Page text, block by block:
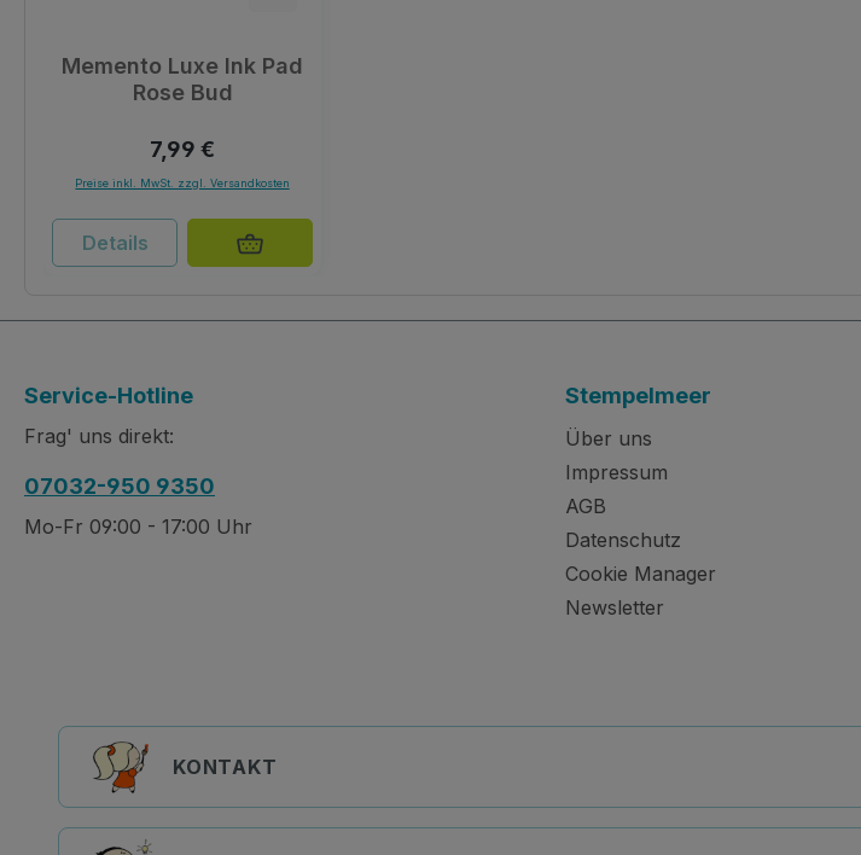
Memento Luxe Ink Pad
Rose Bud
Regulärer Preis:
7,99 €
Preise inkl. MwSt. zzgl. Versandkosten
Details
Service-Hotline
Frag' uns direkt:
07032-950 9350
Mo-Fr 09:00 - 17:00 Uhr
Stempelmeer
Über uns
Impressum
AGB
Datenschutz
Cookie Manager
Newsletter
KONTAKT